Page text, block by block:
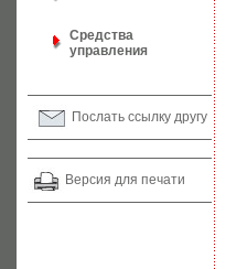
Средства
управления
Послать ссылку другу
Версия для печати